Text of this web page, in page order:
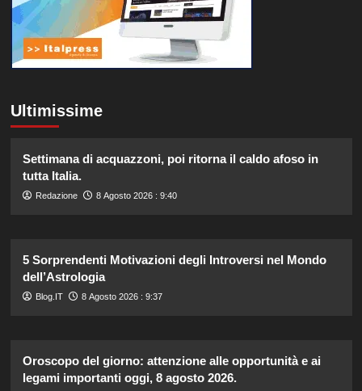
Ultimissime
Settimana di acquazzoni, poi ritorna il caldo afoso in
tutta Italia.
Redazione 8 Agosto 2026 : 9:40
5 Sorprendenti Motivazioni degli Introversi nel Mondo
dell’Astrologia
Blog.IT 8 Agosto 2026 : 9:37
Oroscopo del giorno: attenzione alle opportunità e ai
legami importanti oggi, 8 agosto 2026.